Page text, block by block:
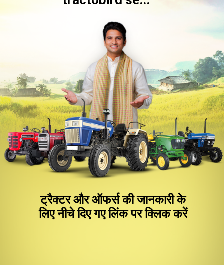
ट्रैक्टर और ऑफर्स की जानकारी के
लिए नीचे दिए गए लिंक पर क्लिक करें